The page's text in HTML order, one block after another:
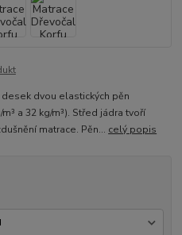
dvou elastických pěn
a 32 kg/m³). Střed jádra tvoří
matrace. Pěn... celý popis